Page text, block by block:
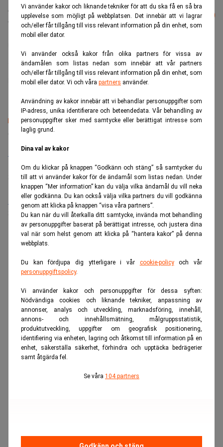
Vi använder kakor och liknande tekniker för att du ska få en så bra
upplevelse som möjligt på webbplatsen. Det innebär att vi lagrar
och/eller får tillgång till viss relevant information på din enhet, som
mobil eller dator.
Vi använder också kakor från olika partners för vissa av
ändamålen som listas nedan som innebär att vår partners
och/eller får tillgång till viss relevant information på din enhet, som
mobil eller dator. Vi och våra partners använder.
Användning av kakor innebär att vi behandlar personuppgifter som
IP-adress, unika identifierare och beteendedata. Vår behandling av
personuppgifter sker med samtycke eller berättigat intresse som
laglig grund.
Dina val av kakor
Om du klickar på knappen “Godkänn och stäng” så samtycker du
till att vi använder kakor för de ändamål som listas nedan. Under
knappen “Mer information” kan du välja vilka ändamål du vill neka
eller godkänna. Du kan också välja vilka partners du vill godkänna
genom att klicka på knappen “visa våra partners”.
Du kan när du vill återkalla ditt samtycke, invända mot behandling
av personuppgifter baserat på berättigat intresse, och justera dina
val när som helst genom att klicka på “hantera kakor” på denna
webbplats.
Du kan fördjupa dig ytterligare i vår cookie-policyoch vår
personuppgiftspolicy.
Vi använder kakor och personuppgifter för dessa syften:
Nödvändiga cookies och liknande tekniker, anpassning av
annonser, analys och utveckling, marknadsföring, innehåll,
annons- och innehållsmätning, målgruppsstatistik,
produktutveckling, uppgifter om geografisk positionering,
identifiering via enheten, lagring och åtkomst till information på en
enhet, säkerställa säkerhet, förhindra och upptäcka bedrägerier
samt åtgärda fel.
Se våra 104 partners
Läs mer från Realtid - vårt nyhetsbrev
är kostnadsfritt:
Prenumerera
Realtid.se
Senaste lediga jobben
Bolagsjurist till Eltel AB
Placering:Bromma, Stockholm
Sista ansökningsdag:21/08/2026
Medarbetare inom Intern styrning och kontroll till Alecta
Sista ansökningsdag:13/06/2026
ANNONS
Realtid.se Bank & Fintech